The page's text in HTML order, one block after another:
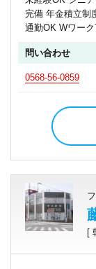
完備 年金積立制
通勤OK Wワー
問い合わせ
0568-56-0859
[